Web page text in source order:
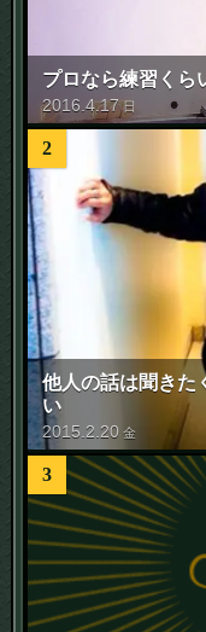
プロなら練習くら
2016 .4.17 日
2
他人の話は聞きた
い
2015 2 20 金
3